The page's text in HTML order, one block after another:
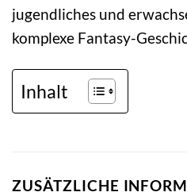
jugendliches und
komplexe Fantasy-
Inhalt
ZUSÄTZLICHE